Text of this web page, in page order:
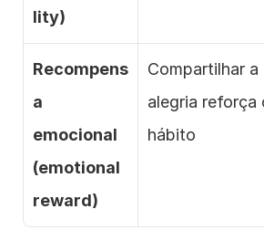
lity)
Recompens
a
emocional
(emotional
reward)
Compartilhar a
alegria reforça
hábito